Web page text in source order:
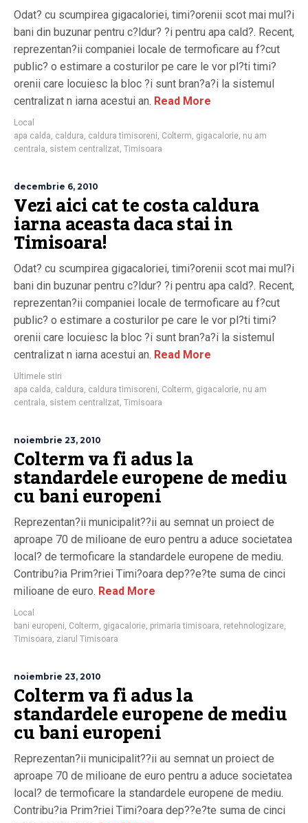
Odat? cu scumpirea gigacaloriei, timi?orenii scot mai mul?i
bani din buzunar pentru c?ldur? ?i pentru apa cald?. Recent,
reprezentan?ii companiei locale de termoficare au f?cut
public? o estimare a costurilor pe care le vor pl?ti timi?
orenii care locuiesc la bloc ?i sunt bran?a?i la sistemul
centralizat n iarna acestui an. Read More
Local
apa calda, caldura, caldura timisoreni, Colterm, gigacalorie, nu am
centrala, sistem centralizat, Timisoara
decembrie 6, 2010
Vezi aici cat te costa caldura
iarna aceasta daca stai in
Timisoara!
Odat? cu scumpirea gigacaloriei, timi?orenii scot mai mul?i
bani din buzunar pentru c?ldur? ?i pentru apa cald?. Recent,
reprezentan?ii companiei locale de termoficare au f?cut
public? o estimare a costurilor pe care le vor pl?ti timi?
orenii care locuiesc la bloc ?i sunt bran?a?i la sistemul
centralizat n iarna acestui an. Read More
Ultimele stiri
apa calda, caldura, caldura timisoreni, Colterm, gigacalorie, nu am
centrala, sistem centralizat, Timisoara
noiembrie 23, 2010
Colterm va fi adus la
standardele europene de mediu
cu bani europeni
Reprezentan?ii municipalit??ii au semnat un proiect de
aproape 70 de milioane de euro pentru a aduce societatea
local? de termoficare la standardele europene de mediu.
Contribu?ia Prim?riei Timi?oara dep??e?te suma de cinci
milioane de euro. Read More
Local
bani europeni, Colterm, gigacalorie, primaria timisoara, retehnologizare,
Timisoara, ziarul Timisoara
noiembrie 23, 2010
Colterm va fi adus la
standardele europene de mediu
cu bani europeni
Reprezentan?ii municipalit??ii au semnat un proiect de
aproape 70 de milioane de euro pentru a aduce societatea
local? de termoficare la standardele europene de mediu.
Contribu?ia Prim?riei Timi?oara dep??e?te suma de cinci